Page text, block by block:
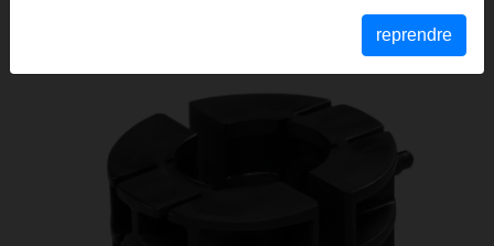
reprendre